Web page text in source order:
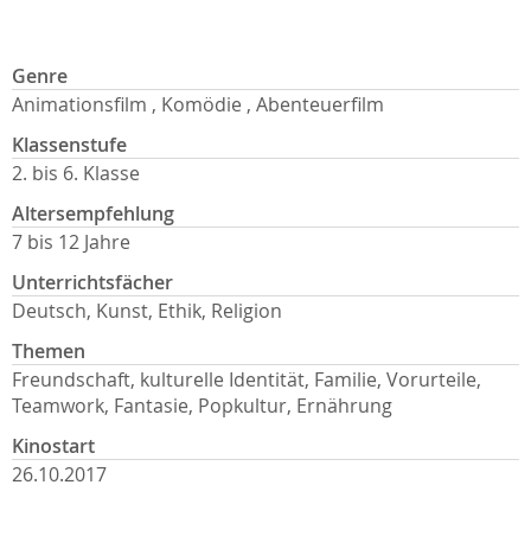
Genre
Animationsfilm , Komödie , Abenteuerfilm
Klassenstufe
2. bis 6. Klasse
Altersempfehlung
7 bis 12 Jahre
Unterrichtsfächer
Deutsch, Kunst, Ethik, Religion
Themen
Freundschaft, kulturelle Identität, Familie, Vorurteile,
Teamwork, Fantasie, Popkultur, Ernährung
Kinostart
26.10.2017